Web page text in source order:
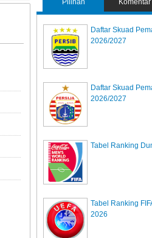
Pilihan Komentar
Daftar Skuad
2026/2027
Daftar Skuad
2026/2027
Tabel Ranking
Tabel Ranking
2026